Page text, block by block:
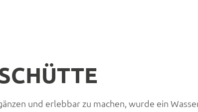
und erlebbar zu machen, wurde ein